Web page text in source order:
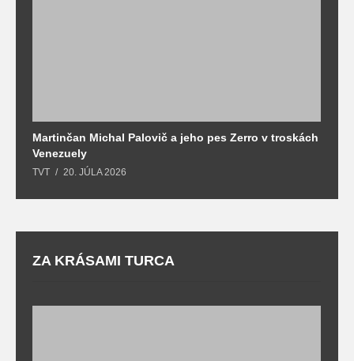
Martinčan Michal Palovič a jeho pes Zerro v troskách
Venezuely
TVT 20. JÚLA 2026
ZA KRÁSAMI TURCA